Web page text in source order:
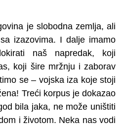
je slobodna zemlja, ali
izazovima. I dalje imamo
naš napredak, koji
koji šire mržnju i zaborav
se – vojska iza koje stoji
Treći korpus je dokazao
bila jaka, ne može uništiti
i životom. Neka nas vodi